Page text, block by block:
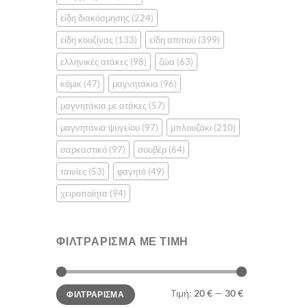
είδη διακόσμησης (224)
είδη κουζίνας (133) είδη σπιτιού (399)
ελληνικές ατάκες (98) ζώα (63)
κόμικ (47) μαγνητάκια (96)
μαγνητάκια με ατάκες (57)
μαγνητάκια ψυγείου (97) μπλουζάκι (210)
σαρκαστικό (97) σουβέρ (64)
ταινίες (53) φαγητό (49)
χειροποίητα (94)
ΦΙΛΤΡΆΡΙΣΜΑ ΜΕ ΤΙΜΉ
Ελάχιστη
τιμή
Μέγιστη
τιμήΦΙΛΤΡΆΡΙΣΜΑ Τιμή: 20 €— 30 €